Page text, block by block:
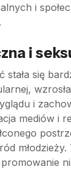
i
i
stała się
i
mediów i